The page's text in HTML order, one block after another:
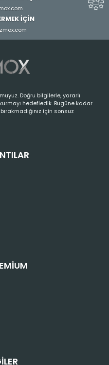
İÇİN
Doğru bilgilerle, yararlı
hedefledik. Bugüne kadar
için sonsuz